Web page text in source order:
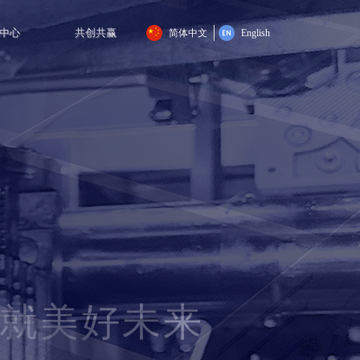
心 共创共赢 简体中文 English